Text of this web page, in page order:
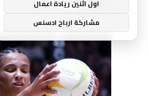
COOP
اول اثنين ريادة اعمال
مشاركة ارباح ادسنس